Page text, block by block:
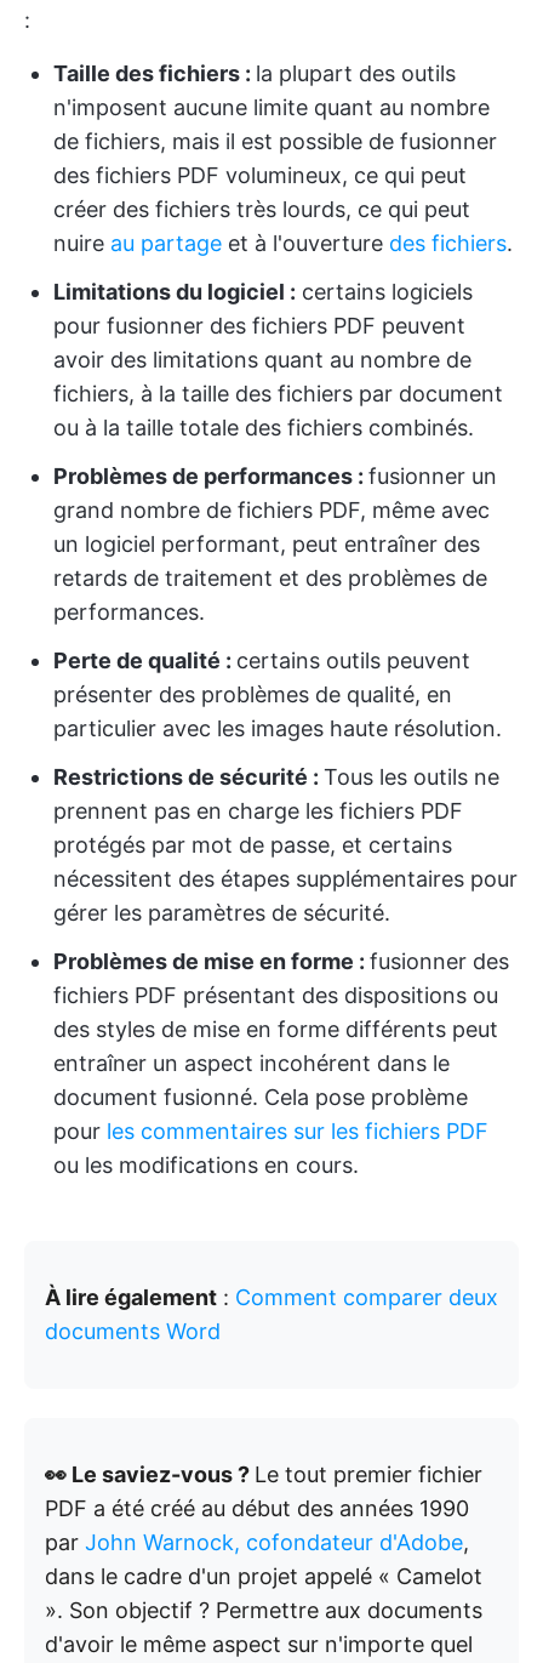
:
Taille des fichiers : la plupart des outils
n'imposent aucune limite quant au nombre
de fichiers, mais il est possible de fusionner
des fichiers PDF volumineux, ce qui peut
créer des fichiers très lourds, ce qui peut
nuire au partage et à l'ouverture des fichiers.
Limitations du logiciel : certains logiciels
pour fusionner des fichiers PDF peuvent
avoir des limitations quant au nombre de
fichiers, à la taille des fichiers par document
ou à la taille totale des fichiers combinés.
Problèmes de performances : fusionner un
grand nombre de fichiers PDF, même avec
un logiciel performant, peut entraîner des
retards de traitement et des problèmes de
performances.
Perte de qualité : certains outils peuvent
présenter des problèmes de qualité, en
particulier avec les images haute résolution.
Restrictions de sécurité : Tous les outils ne
prennent pas en charge les fichiers PDF
protégés par mot de passe, et certains
nécessitent des étapes supplémentaires pour
gérer les paramètres de sécurité.
Problèmes de mise en forme : fusionner des
fichiers PDF présentant des dispositions ou
des styles de mise en forme différents peut
entraîner un aspect incohérent dans le
document fusionné. Cela pose problème
pour les commentaires sur les fichiers PDF
ou les modifications en cours.
À lire également : Comment comparer deux
documents Word
👀 Le saviez-vous ? Le tout premier fichier
PDF a été créé au début des années 1990
par John Warnock, cofondateur d'Adobe,
dans le cadre d'un projet appelé « Camelot
». Son objectif ? Permettre aux documents
d'avoir le même aspect sur n'importe quel